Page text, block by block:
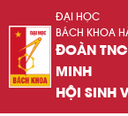
ĐẠI HỌC
BÁCH KHOA
ĐOÀN
MINH
HỘI SINH